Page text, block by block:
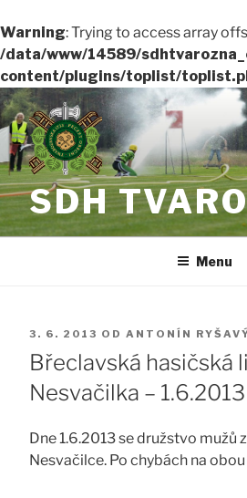
Warning: Trying to access array
/data/www/14589/
content/plugins/toplist/
Přejít
k
obsahu
webu
SDH
Menu
PUBLIKOVÁNO
3. 6. 2013 OD ANTONÍN
Břeclavská hasičská
Nesvačilka –
Dne 1.6.2013 se družstvo mužů
Nesvačilce. Po chybách na